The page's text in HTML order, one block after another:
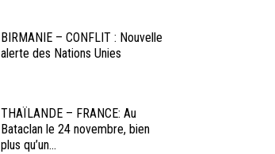
BIRMANIE – CONFLIT : Nouvelle
alerte des Nations Unies
THAÏLANDE – FRANCE: Au
Bataclan le 24 novembre, bien
plus qu’un...